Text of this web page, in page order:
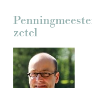
zetel